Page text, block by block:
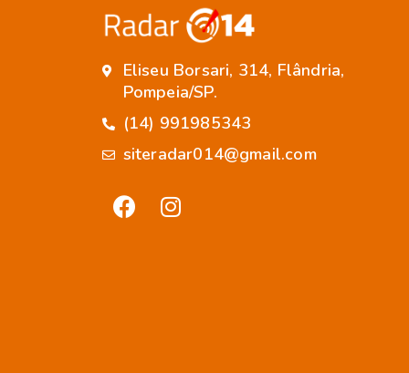
Eliseu Borsari, 314, Flândria,
Pompeia/SP.
(14) 991985343
siteradar014@gmail.com